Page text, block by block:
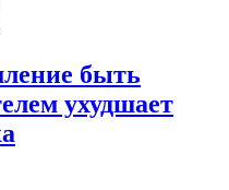
быть
ухудшает